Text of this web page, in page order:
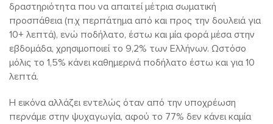
δραστηριότητα που να απαιτεί μέτρια σωματική
προσπάθεια (π.χ περπάτημα από και προς την δουλειά για
10+ λεπτά), ενώ ποδήλατο, έστω και μία φορά μέσα στην
εβδομάδα, χρησιμοποιεί το 9,2% των Ελλήνων. Ωστόσο
μόλις το 1,5% κάνει καθημερινά ποδήλατο έστω και για 10
λεπτά.
Η εικόνα αλλάζει εντελώς όταν από την υποχρέωση
περνάμε στην ψυχαγωγία, αφού το 77% δεν κάνει καμία